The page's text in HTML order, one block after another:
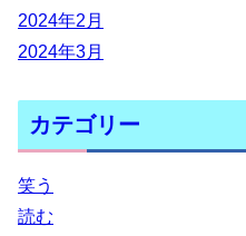
2024年2月
2024年3月
カテゴリー
笑う
読む